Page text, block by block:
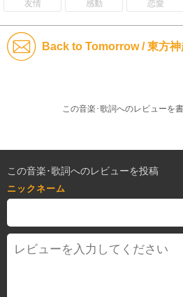
友情 感動 恋愛
Back to Tomorrow / 東方
この音楽･歌詞へのレビューを
この音楽･歌詞へのレビューを投稿
ニックネーム